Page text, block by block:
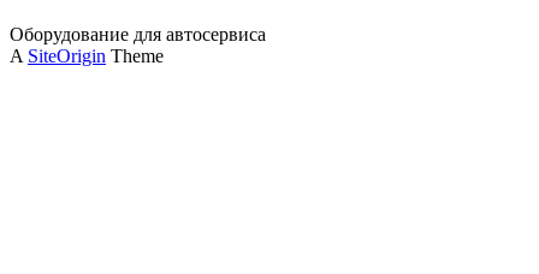
Оборудование для автосервиса
A SiteOrigin Theme